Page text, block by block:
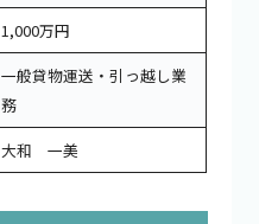
1,000万円
一般貸物運送・引っ越し業
務
大和 一美